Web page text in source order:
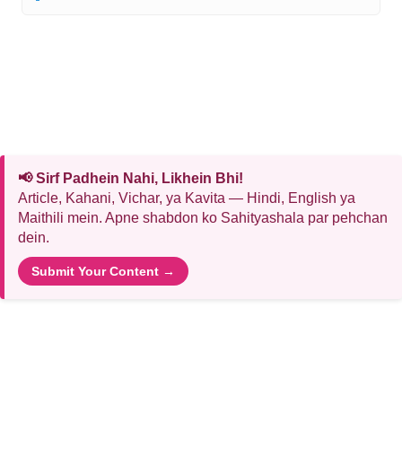
📢 Sirf Padhein Nahi, Likhein Bhi!
Article, Kahani, Vichar, ya Kavita — Hindi, English ya
Maithili mein. Apne shabdon ko Sahityashala par pehchan
dein.
Submit Your Content →